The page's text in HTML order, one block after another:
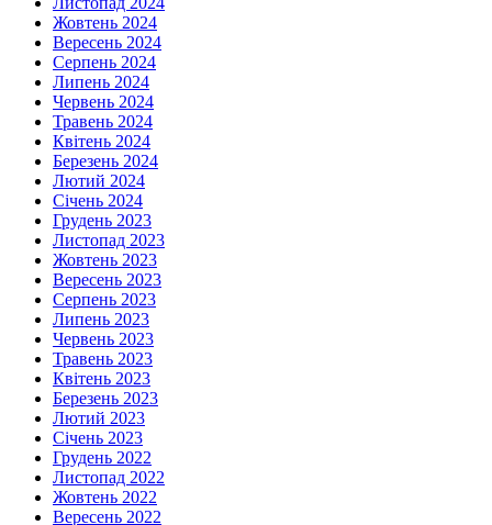
Жовтень 2024
Вересень 2024
Серпень 2024
Липень 2024
Червень 2024
Травень 2024
Квітень 2024
Березень 2024
Лютий 2024
Січень 2024
Грудень 2023
Листопад 2023
Жовтень 2023
Вересень 2023
Серпень 2023
Липень 2023
Червень 2023
Травень 2023
Квітень 2023
Березень 2023
Лютий 2023
Січень 2023
Грудень 2022
Листопад 2022
Жовтень 2022
Вересень 2022